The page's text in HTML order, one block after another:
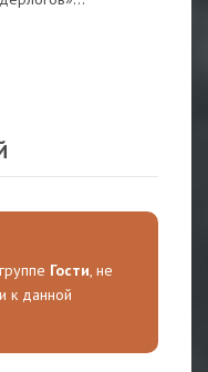
Гости, не
к данной